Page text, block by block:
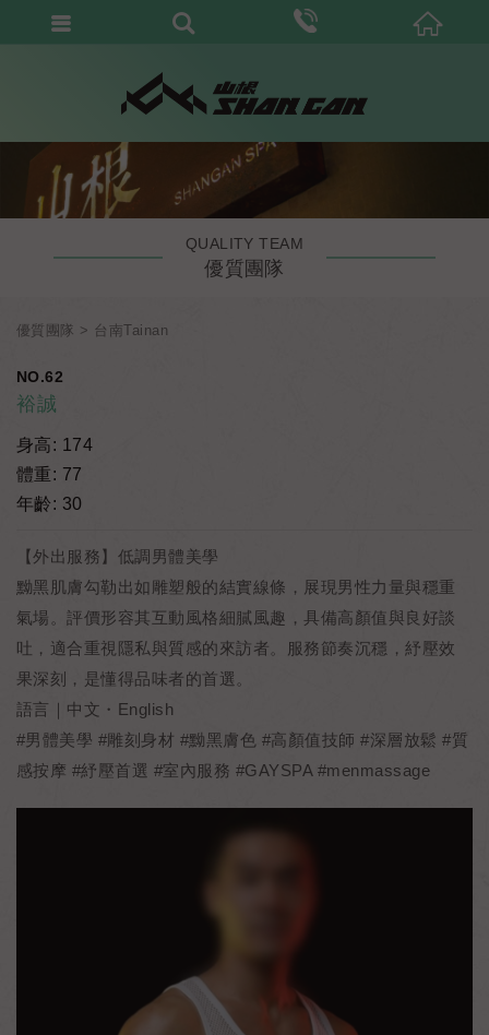
QUALITY TEAM
優質團隊
優質團隊 台南Tainan
NO.62
裕誠
身高: 174
體重: 77
年齡: 30
【外出服務】低調男體美學
黝黑肌膚勾勒出如雕塑般的結實線條，展現男性力量與穩重
氣場。評價形容其互動風格細膩風趣，具備高顏值與良好談
吐，適合重視隱私與質感的來訪者。服務節奏沉穩，紓壓效
果深刻，是懂得品味者的首選。
語言｜中文・English
#男體美學 #雕刻身材 #黝黑膚色 #高顏值技師 #深層放鬆 #質
感按摩 #紓壓首選 #室內服務 #GAYSPA #menmassage